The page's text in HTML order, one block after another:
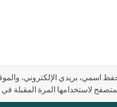
اسمي، بريدي الإلكتروني،
لاستخدامها المرة المقبلة